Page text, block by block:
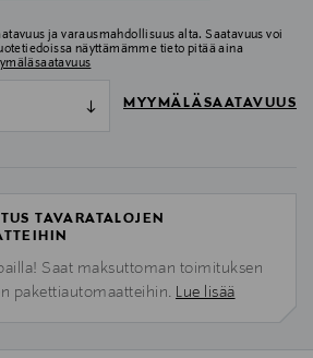
ja varausmahdollisuus alta. Saatavuus voi
näyttämämme tieto pitää aina
MYYMÄLÄSAATAVUUS
TAVARATALOJEN
Saat maksuttoman toimituksen
pakettiautomaatteihin. Lue lisää